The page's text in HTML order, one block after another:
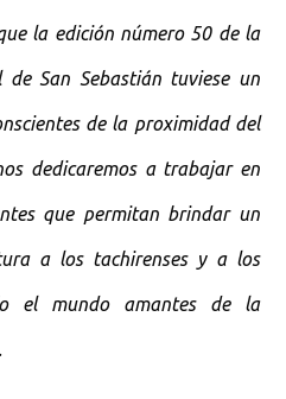
la edición número 50 de la
de San Sebastián tuviese un
de la proximidad del
dedicaremos a trabajar en
que permitan brindar un
a los tachirenses y a los
el mundo amantes de la